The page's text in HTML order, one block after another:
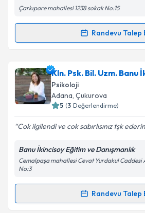
Kişisel verilerimin işlenmesine
Metni'ni okudum ve kişisel
kapsamda işlenmesini kabul
Çarkıpare mahallesi 1238 sokak No:15
Randevu Talep
Randevu Takvimi Talebi
Psk. Ece Ünverdi için randevu
oluşturun. Size bu uzmandan
takvim hazırlandığında e-posta
Kişisel verilerimin
kapsamda işlenmesini kabul
Kln. Psk. Bil. Uzm. Banu
Psikoloji
Adana, Çukurova
5 (3 Değerlendirme)
Cok ilgilendi ve cok sabırlısınız tşk
Banu İkincisoy Eğitim ve Danışmanlık
Cemalpaşa mahallesi Cevat Yurdakul Caddesi
No:3
Randevu Talep
Randevu Takvimi Talebi